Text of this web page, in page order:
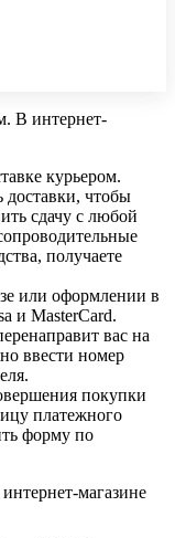
В интернет-
курьером.
доставки, чтобы
сдачу с любой
получаете
или оформлении в
и MasterCard.
вас на
ввести номер
покупки
платежного
форму по
магазине